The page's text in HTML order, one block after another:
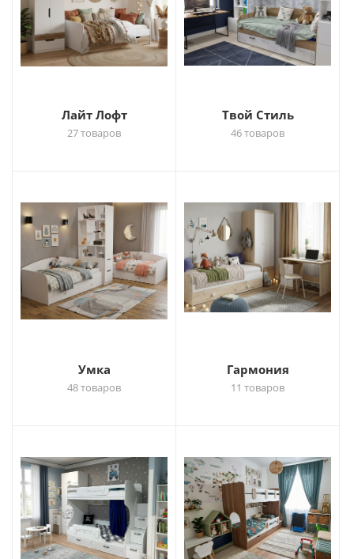
Лайт Лофт
27 товаров
Твой Стиль
46 товаров
Умка
48 товаров
Гармония
11 товаров